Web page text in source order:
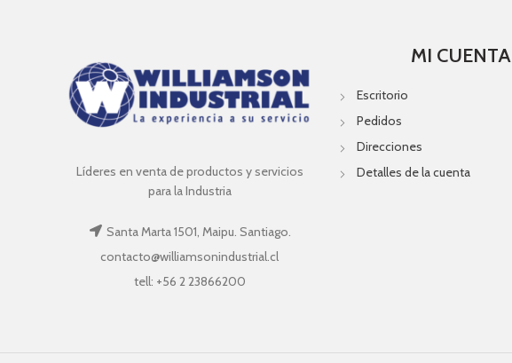
Líderes en venta de productos y servicios
para la Industria
Santa Marta 1501, Maipu. Santiago.
contacto@williamsonindustrial.cl
tell: +56 2 23866200
MI CUENTA
Escritorio
Pedidos
Direcciones
Detalles de la cuenta